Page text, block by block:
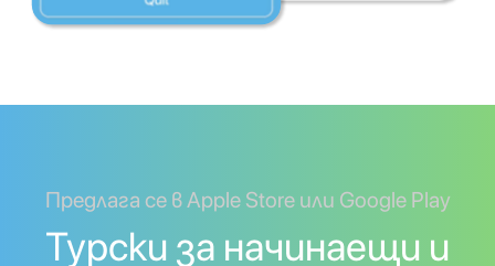
Предлага се в Apple Store или Google Play
Турски за начинаещи и